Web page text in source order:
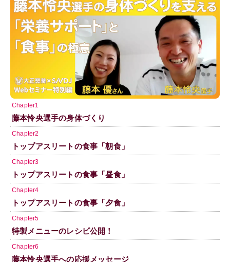
Chapter1
藤本怜央選手の身体づくり
Chapter2
トップアスリートの食事「朝食」
Chapter3
トップアスリートの食事「昼食」
Chapter4
トップアスリートの食事「夕食」
Chapter5
特製メニューのレシピ公開！
Chapter6
藤本怜央選手への応援メッセージ